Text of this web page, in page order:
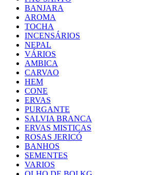
BANJARA
AROMA
TOCHA
INCENSÁRIOS
NEPAL
VÁRIOS
AMBICA
CARVAO
HEM
CONE
ERVAS
PURGANTE
SALVIA BRANCA
ERVAS MISTICAS
ROSAS JERICÓ
BANHOS
SEMENTES
VARIOS